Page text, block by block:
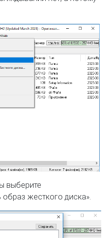
выберите
образ жесткого диска».